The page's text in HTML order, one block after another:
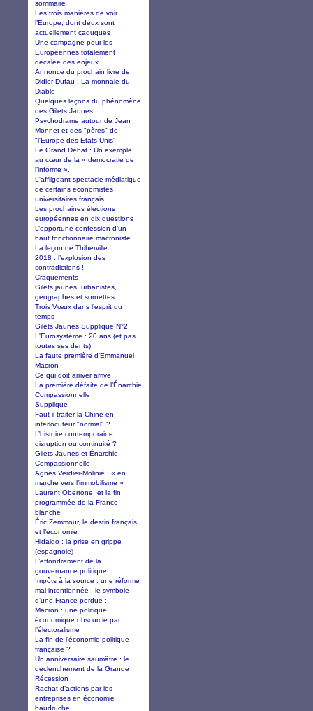
sommaire
Les trois manières de voir
l’Europe, dont deux sont
actuellement caduques
Une campagne pour les
Européennes totalement
décalée des enjeux
Annonce du prochain livre de
Didier Dufau : La monnaie du
Diable
Quelques leçons du phénomène
des Gilets Jaunes
Psychodrame autour de Jean
Monnet et des "pères" de
"l'Europe des Etats-Unis"
Le Grand Débat : Un exemple
au cœur de la « démocratie de
l’informe ».
L'affligeant spectacle médiatique
de certains économistes
universitaires français
Les prochaines élections
européennes en dix questions
L’opportune confession d’un
haut fonctionnaire macroniste
La leçon de Thiberville
2018 : l’explosion des
contradictions !
Craquements
Gilets jaunes, urbanistes,
géographes et sornettes
Trois Vœux dans l’esprit du
temps
Gilets Jaunes Supplique N°2
L'Eurosystème : 20 ans (et pas
toutes ses dents).
La faute première d’Emmanuel
Macron
Ce qui doit arriver arrive
La première défaite de l’Énarchie
Compassionnelle
Supplique
Faut-il traiter la Chine en
interlocuteur "normal" ?
L’histoire contemporaine :
disruption ou continuité ?
Gilets Jaunes et Énarchie
Compassionnelle
Agnès Verdier-Molinié : « en
marche vers l’immobilisme »
Laurent Obertone, et la fin
programmée de la France
blanche
Éric Zemmour, le destin français
et l’économie
Hidalgo : la prise en grippe
(espagnole)
L’effondrement de la
gouvernance politique
Impôts à la source : une réforme
mal intentionnée ; le symbole
d’une France perdue ;
Macron : une politique
économique obscurcie par
l’électoralisme
La fin de l'économie politique
française ?
Un anniversaire saumâtre : le
déclenchement de la Grande
Récession
Rachat d’actions par les
entreprises en économie
baudruche